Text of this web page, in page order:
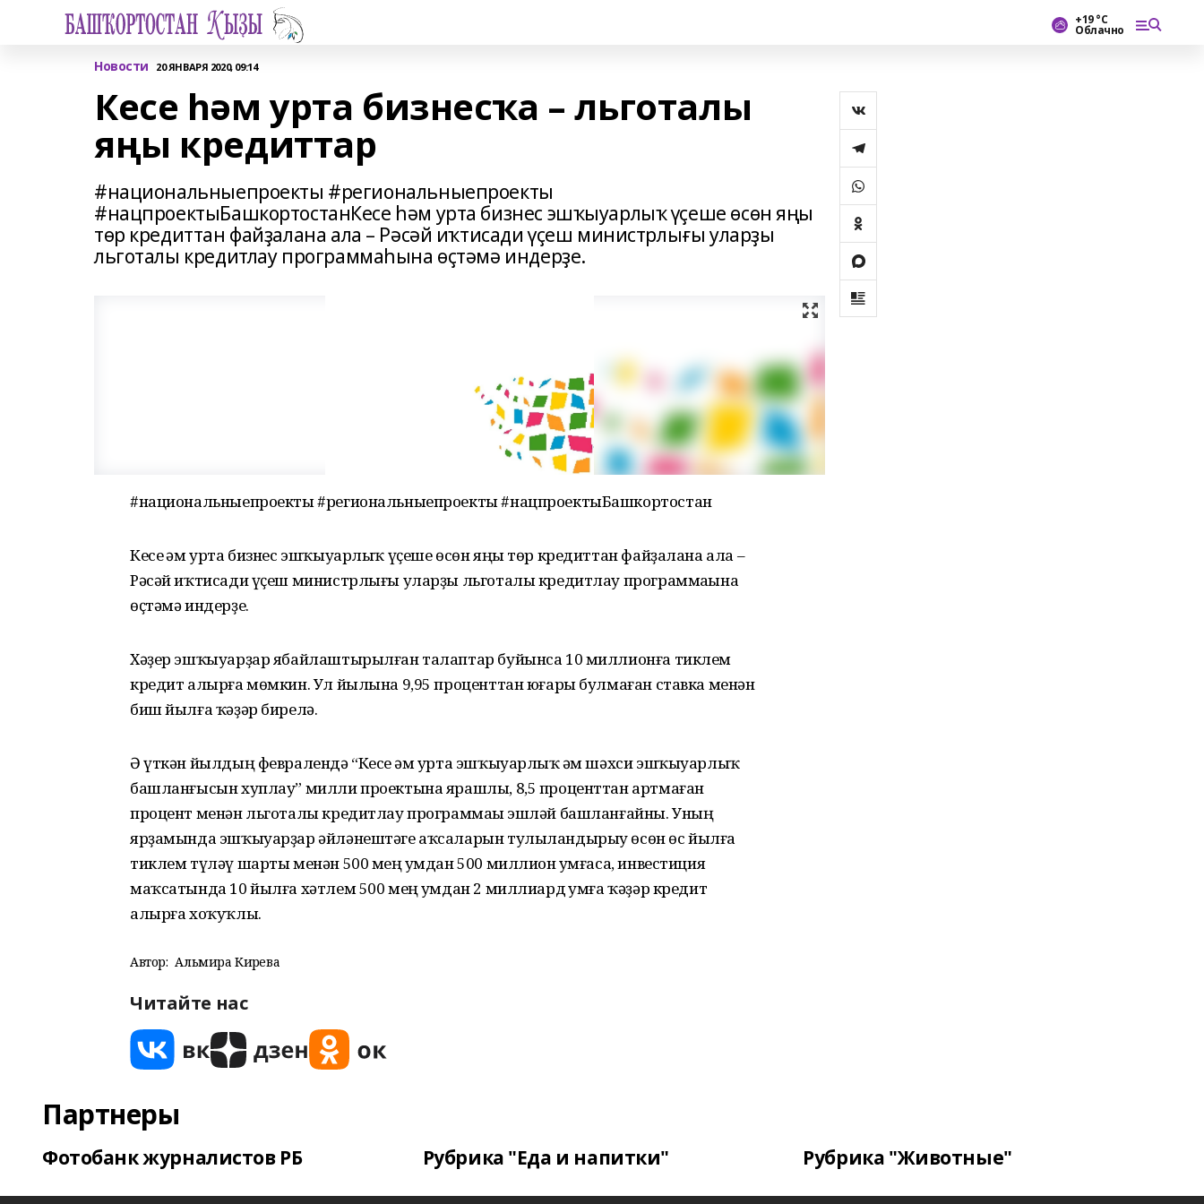
+19 °С
Облачно
Новости 20 ЯНВАРЯ 2020, 09:14
Кесе һәм урта бизнесҡа – льготалы
яңы кредиттар
#национальныепроекты #региональныепроекты
#нацпроектыБашкортостанКесе һәм урта бизнес эшҡыуарлыҡ үҫеше өсөн яңы
төр кредиттан файҙалана ала – Рәсәй иҡтисади үҫеш министрлығы уларҙы
льготалы кредитлау программаһына өҫтәмә индерҙе.
#национальныепроекты #региональныепроекты #нацпроектыБашкортостан
Кесе һәм урта бизнес эшҡыуарлыҡ үҫеше өсөн яңы төр кредиттан файҙалана ала –
Рәсәй иҡтисади үҫеш министрлығы уларҙы льготалы кредитлау программаһына
өҫтәмә индерҙе.
Хәҙер эшҡыуарҙар ябайлаштырылған талаптар буйынса 10 миллионға тиклем
кредит алырға мөмкин. Ул йылына 9,95 проценттан юғары булмаған ставка менән
биш йылға ҡәҙәр бирелә.
Ә үткән йылдың февралендә “Кесе һәм урта эшҡыуарлыҡ һәм шәхси эшҡыуарлыҡ
башланғысын хуплау” милли проектына ярашлы, 8,5 проценттан артмаған
процент менән льготалы кредитлау программаһы эшләй башланғайны. Уның
ярҙамында эшҡыуарҙар әйләнештәге аҡсаларын тулыландырыу өсөн өс йылға
тиклем түләү шарты менән 500 мең һумдан 500 миллион һумғаса, инвестиция
маҡсатында 10 йылға хәтлем 500 мең һумдан 2 миллиард һумға ҡәҙәр кредит
алырға хоҡуҡлы.
Автор: Альмира Кирәева
Читайте нас
Партнеры
Фотобанк журналистов РБ Рубрика "Еда и напитки" Рубрика "Животные"